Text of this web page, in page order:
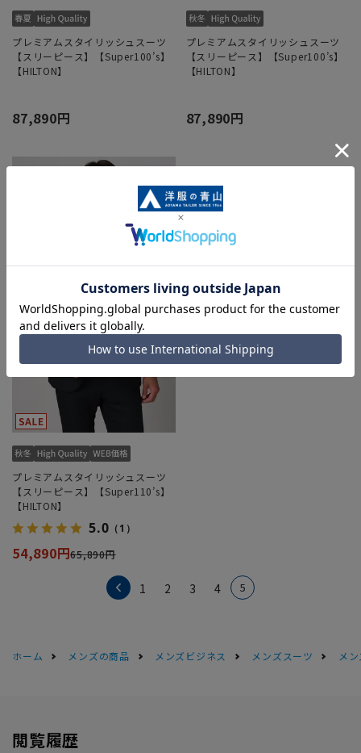
プレミアムスタイリッシュスーツ
【スリーピース】【Super100’s】
【HILTON】
87,890円
プレミアムスタイリッシュスーツ
【スリーピース】【Super100’s】
【HILTON】
87,890円
プレミアムスタイリッシュスーツ
【スリーピース】【Super110’s】
【HILTON】
5.0 （1）
54,890円65,890円
1 2 3 4 5
ホーム メンズの商品 メンズビジネス メンズスーツ メ
閲覧履歴